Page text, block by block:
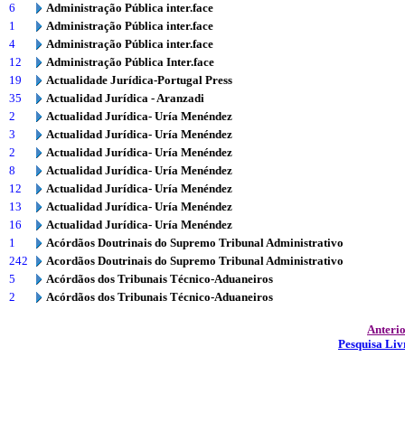
6
Administração Pública inter.face
1
Administração Pública inter.face
4
Administração Pública inter.face
12
Administração Pública Inter.face
19
Actualidade Jurídica-Portugal Press
35
Actualidad Jurídica - Aranzadi
2
Actualidad Jurídica- Uría Menéndez
3
Actualidad Jurídica- Uría Menéndez
2
Actualidad Jurídica- Uría Menéndez
8
Actualidad Jurídica- Uría Menéndez
12
Actualidad Jurídica- Uría Menéndez
13
Actualidad Jurídica- Uría Menéndez
16
Actualidad Jurídica- Uría Menéndez
1
Acórdãos Doutrinais do Supremo Tribunal Administrativo
242
Acordãos Doutrinais do Supremo Tribunal Administrativo
5
Acórdãos dos Tribunais Técnico-Aduaneiros
2
Acórdãos dos Tribunais Técnico-Aduaneiros
Pesquisa